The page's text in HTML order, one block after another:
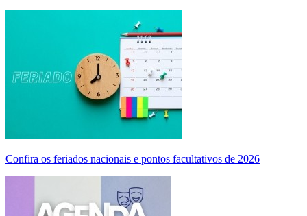
Confira os feriados nacionais e pontos facultativos de 2026